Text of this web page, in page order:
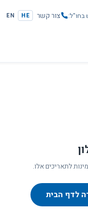
בחו"ל צור קשר HE
EN
לתאריכים אלו.
לדף הבית